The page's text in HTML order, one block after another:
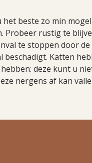
beste zo min
Probeer rustig te
te stoppen door
beschadigt. Katten
deze kunt u
nergens af kan